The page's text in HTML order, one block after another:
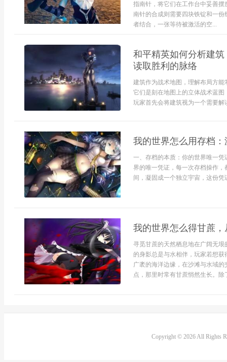
指南针，将它们在工作台中妥善
南针的合成则需要四块铁锭和一
者结合，一张等待被激活的空...
和平精英如何分析建
读取胜利的脉络
建筑作为战术地图，理解布局方
它们是刻在地图上的立体战术蓝
玩家首先会将建筑视为一个需要
我的世界怎么用存档
一、存档的本质：你的世界唯一
界的唯一凭证，每一次存档操作
间，凝固成一个独立宇宙，这份
我的世界怎么得甘蔗
寻觅甘蔗的天然栖息地在广阔无
的身影总是与水相伴，玩家若想
广袤的海洋边缘，在沙滩与水域
点，那里时常有甘蔗悄然生长。
Copyright © 2026 All Rights